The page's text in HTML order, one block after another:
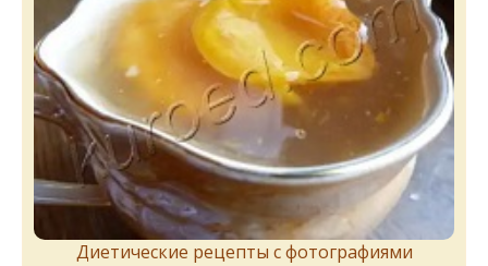
Диетические рецепты с фотографиями